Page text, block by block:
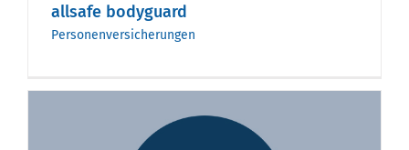
allsafe bodyguard
Personenversicherungen